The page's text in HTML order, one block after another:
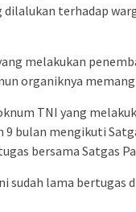
terhadap
melakukan
organiknya
TNI yang
9 bulan mengikuti
bersama Satgas
sudah lama bertugas